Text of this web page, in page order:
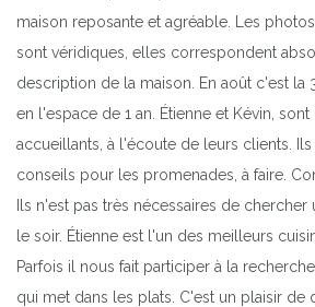
maison reposante et agréable. Les
sont véridiques, elles correspondent
description de la maison. En août c'est la
en l'espace de 1 an. Étienne et Kévin, sont
accueillants, à l'écoute de leurs clients.
conseils pour les promenades, à faire.
Ils n'est pas très nécessaires de
le soir. Étienne est l'un des meilleurs
Parfois il nous fait participer à la
qui met dans les plats. C'est un plaisir de